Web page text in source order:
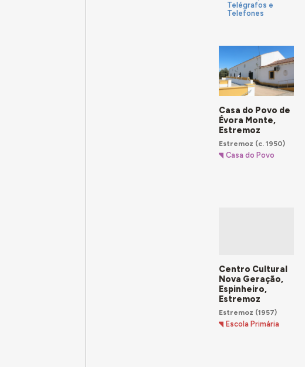
Telégrafos e
Telefones
Casa do Povo de
Évora Monte,
Estremoz
Estremoz (c. 1950)
Casa do Povo
Centro Cultural
Nova Geração,
Espinheiro,
Estremoz
Estremoz (1957)
Escola Primária